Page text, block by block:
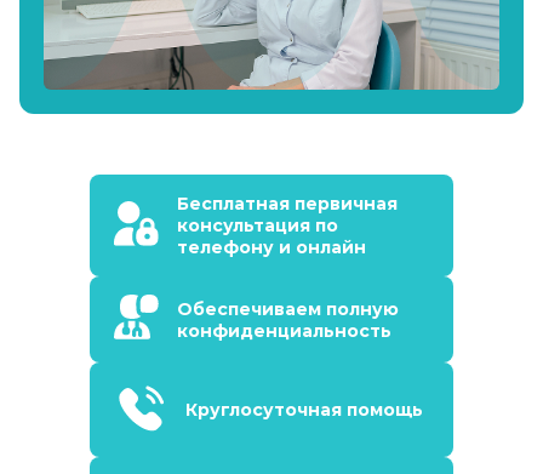
Бесплатная первичная
консультация по
телефону и онлайн
Обеспечиваем полную
конфиденциальность
Круглосуточная помощь